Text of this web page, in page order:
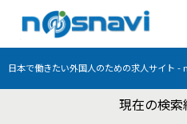
日本で働きたい外国人のための求人サイト -
現在の検索